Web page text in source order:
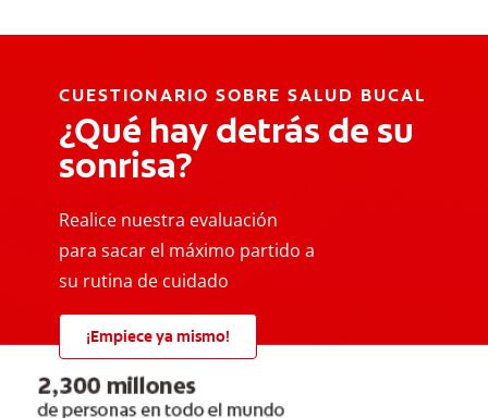
CUESTIONARIO SOBRE SALUD BUCAL
¿Qué hay detrás de su
sonrisa?
Realice nuestra evaluación
para sacar el máximo partido a
su rutina de cuidado
¡Empiece ya mismo!